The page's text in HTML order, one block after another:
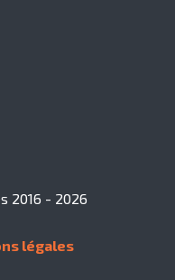
2016 - 2026
légales